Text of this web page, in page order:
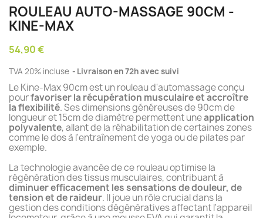
ROULEAU AUTO-MASSAGE 90CM -
KINE-MAX
54,90 €
TVA 20% incluse Livraison en 72h avec suivi
Le Kine-Max 90cm est un rouleau d'automassage conçu
pourfavoriser la récupération musculaire et accroître
la flexibilité. Ses dimensions généreuses de 90cm de
longueur et 15cm de diamètre permettent uneapplication
polyvalente, allant de la réhabilitation de certaines zones
comme le dos à l'entraînement de yoga ou de pilates par
exemple.
La technologie avancée de ce rouleau optimise la
régénération des tissus musculaires, contribuant à
diminuer efficacement les sensations de douleur, de
tension et de raideur. Il joue un rôle crucial dans la
gestion des conditions dégénératives affectant l'appareil